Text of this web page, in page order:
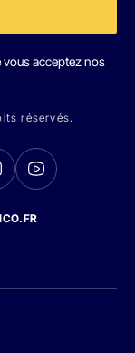
acceptez nos
réservés.